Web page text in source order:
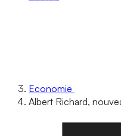
Economie
Albert Richard,